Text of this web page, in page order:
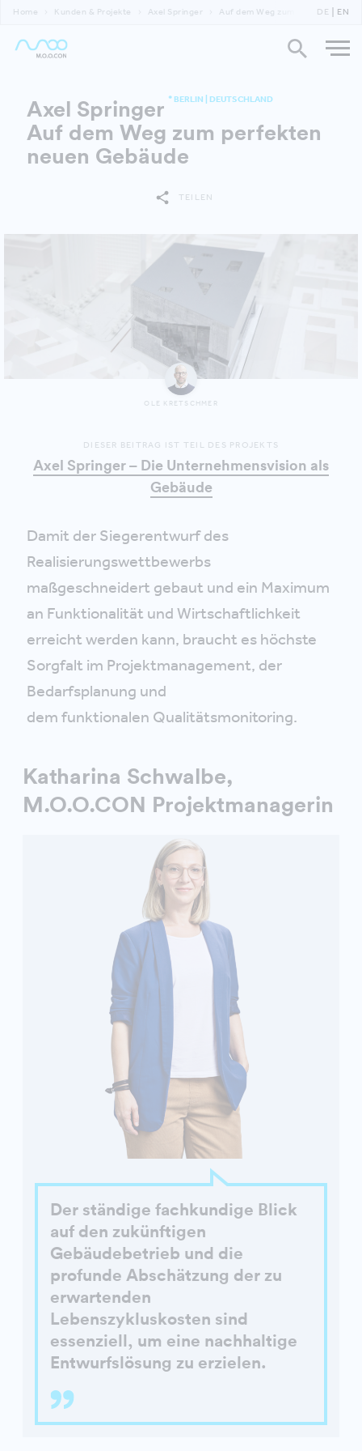
Home Kunden & Projekte Axel Springer Auf dem Weg zum perfekten
DE EN
Axel Springer * BERLIN | DEUTSCHLAND
Auf dem Weg zum perfekten
neuen Gebäude
TEILEN
OLE KRETSCHMER
DIESER BEITRAG IST TEIL DES PROJEKTS
Axel Springer – Die Unternehmensvision als
Gebäude
Damit der Siegerentwurf des
Realisierungswettbewerbs
maßgeschneidert gebaut und ein Maximum
an Funktionalität und Wirtschaftlichkeit
erreicht werden kann, braucht es höchste
Sorgfalt im Projektmanagement, der
Bedarfsplanung und
dem funktionalen Qualitätsmonitoring.
Katharina Schwalbe,
M.O.O.CON Projektmanagerin
Der ständige fachkundige Blick
auf den zukünftigen
Gebäudebetrieb und die
profunde Abschätzung der zu
erwartenden
Lebenszykluskosten sind
essenziell, um eine nachhaltige
Entwurfslösung zu erzielen.